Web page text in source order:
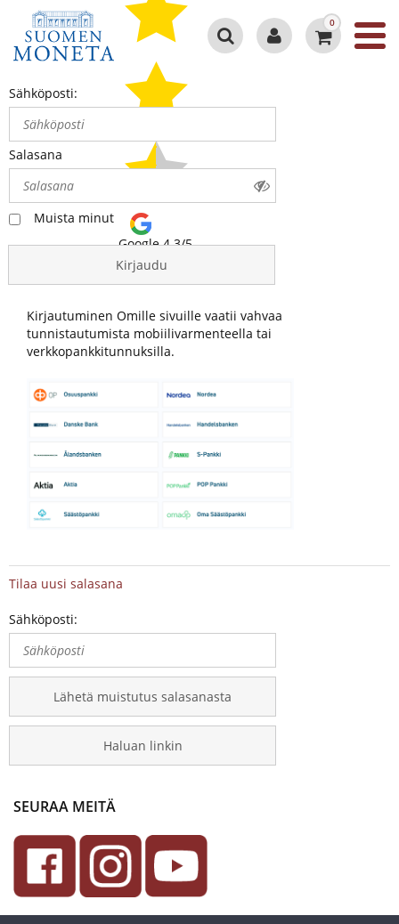
Google 4.3/5
0
Sähköposti:
Salasana
Muista minut
Kirjaudu
Kirjautuminen Omille sivuille vaatii vahvaa
tunnistautumista mobiilivarmenteella tai
verkkopankkitunnuksilla.
Tilaa uusi salasana
Sähköposti:
Lähetä muistutus salasanasta
Haluan linkin
SEURAA MEITÄ